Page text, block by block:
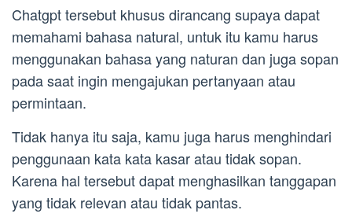
Chatgpt tersebut khusus dirancang supaya dapat
memahami bahasa natural, untuk itu kamu harus
menggunakan bahasa yang naturan dan juga sopan
pada saat ingin mengajukan pertanyaan atau
permintaan.
Tidak hanya itu saja, kamu juga harus menghindari
penggunaan kata kata kasar atau tidak sopan.
Karena hal tersebut dapat menghasilkan tanggapan
yang tidak relevan atau tidak pantas.